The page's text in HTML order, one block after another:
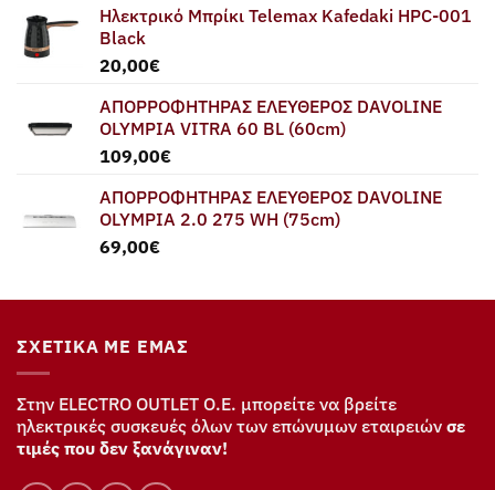
Ηλεκτρικό Μπρίκι Telemax Kafedaki HPC-001
Black
20,00€
ΑΠΟΡΡΟΦΗΤΗΡΑΣ ΕΛΕΥΘΕΡΟΣ DAVOLINE
OLYMPIA VITRA 60 BL (60cm)
109,00€
ΑΠΟΡΡΟΦΗΤΗΡΑΣ ΕΛΕΥΘΕΡΟΣ DAVOLINE
OLYMPIA 2.0 275 WH (75cm)
69,00€
ΣΧΕΤΙΚΆ ΜΕ ΕΜΆΣ
Στην ELECTRO OUTLET Ο.Ε. μπορείτε να βρείτε
ηλεκτρικές συσκευές όλων των επώνυμων εταιρειών σε
τιμές που δεν ξανάγιναν!